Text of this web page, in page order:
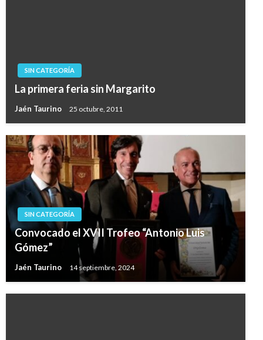
SIN CATEGORÍA
La primera feria sin Margarito
Jaén Taurino 25 octubre, 2011
SIN CATEGORÍA
Convocado el XVII Trofeo “Antonio Luis
Gómez”
Jaén Taurino 14 septiembre, 2024